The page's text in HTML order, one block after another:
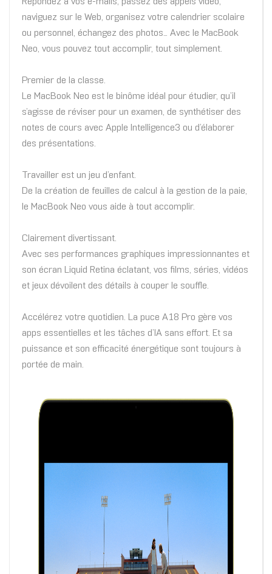
naviguez sur le Web, organisez votre calendrier scolaire
ou personnel, échangez des photos… Avec le MacBook
Neo, vous pouvez tout accomplir, tout simplement.
Premier de la classe.
Le MacBook Neo est le binôme idéal pour étudier, qu’il
s’agisse de réviser pour un examen, de synthétiser des
notes de cours avec Apple Intelligence3 ou d’élaborer
des présentations.
Travailler est un jeu d’enfant.
De la création de feuilles de calcul à la gestion de la paie,
le MacBook Neo vous aide à tout accomplir.
Clairement divertissant.
Avec ses performances graphiques impression­nantes et
son écran Liquid Retina éclatant, vos films, séries, vidéos
et jeux dévoilent des détails à couper le souffle.
Accélérez votre quotidien. La puce A18 Pro gère vos
apps essentielles et les tâches d’IA sans effort. Et sa
puissance et son efficacité énergétique sont toujours à
portée de main.